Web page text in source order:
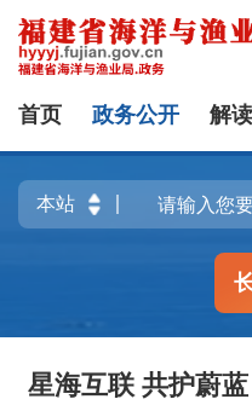
首页 政务公开 解
星海互联 共护蔚